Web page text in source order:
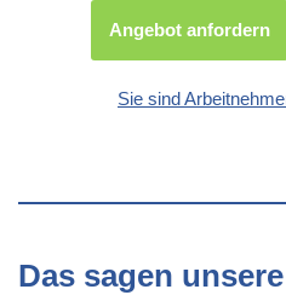
Angebot anfordern
Sie sind
Das sagen